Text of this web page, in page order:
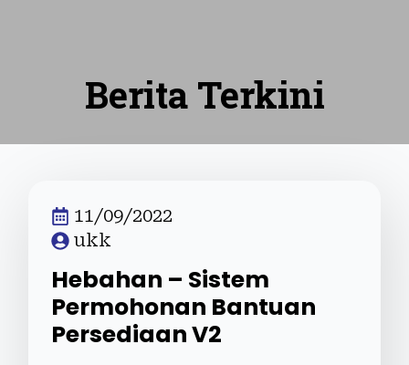
Berita Terkini
11/09/2022
ukk
Hebahan – Sistem
Permohonan Bantuan
Persediaan V2